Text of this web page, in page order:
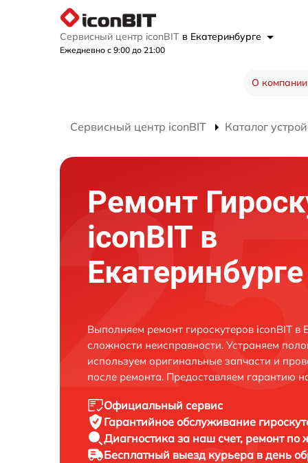
Сервисный центр iconBIT в Екатеринбурге
Ежедневно с 9:00 до 21:00
О компании
Сервисный центр iconBIT Каталог
Ремонт
iconBIT в
Екатеринбурге
Выполняем ремонт гироскутеров iconBIT в
сложности неисправности. Устраняем
используем оригинальные запчасти и
после ремонта. Предоставляем гарантию
Официальный сервис
Гарантийное обслуживание
Диагностика за наш счет, ремонт по
Бесплатный выезд курьера в день